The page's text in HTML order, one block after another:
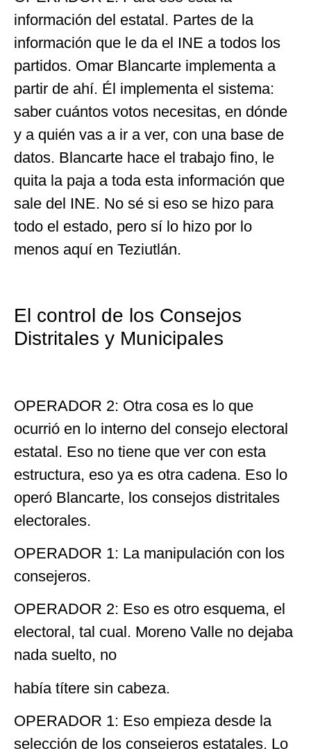
información del estatal. Partes de la
información que le da el INE a todos los
partidos. Omar Blancarte implementa a
partir de ahí. Él implementa el sistema:
saber cuántos votos necesitas, en dónde
y a quién vas a ir a ver, con una base de
datos. Blancarte hace el trabajo fino, le
quita la paja a toda esta información que
sale del INE. No sé si eso se hizo para
todo el estado, pero sí lo hizo por lo
menos aquí en Teziutlán.
El control de los Consejos
Distritales y Municipales
OPERADOR 2: Otra cosa es lo que
ocurrió en lo interno del consejo electoral
estatal. Eso no tiene que ver con esta
estructura, eso ya es otra cadena. Eso lo
operó Blancarte, los consejos distritales
electorales.
OPERADOR 1: La manipulación con los
consejeros.
OPERADOR 2: Eso es otro esquema, el
electoral, tal cual. Moreno Valle no dejaba
nada suelto, no
había títere sin cabeza.
OPERADOR 1: Eso empieza desde la
selección de los consejeros estatales. Lo